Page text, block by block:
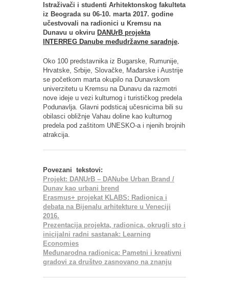
Istraživači i studenti Arhitektonskog fakulteta
iz Beograda su 06-10. marta 2017. godine
učestvovali na radionici u Kremsu na
Dunavu u okviru DANUrB projekta
INTERREG Danube međudržavne saradnje.
Oko 100 predstavnika iz Bugarske, Rumunije,
Hrvatske, Srbije, Slovačke, Mađarske i Austrije
se početkom marta okupilo na Dunavskom
univerzitetu u Kremsu na Dunavu da razmotri
nove ideje u vezi kulturnog i turističkog predela
Podunavlja. Glavni podsticaj učesnicima bili su
obilasci obližnje Vahau doline kao kulturnog
predela pod zaštitom UNESKO-a i njenih brojnih
atrakcija.
Povezani tekstovi:
Projekt: DANUrB – DANube Urban Brand /
Dunav kao urbani brend
Erasmus+ projekat KLABS: Radionica i
debata na Bijenalu arhitekture u Veneciji
2016.
Prezentacija projekta, radionica, okrugli sto i
inicijalni radni sastanak: Learning
Economies
Međunarodna radionica: Pametni i kreativni
gradovi za društvo zasnovano na znanju